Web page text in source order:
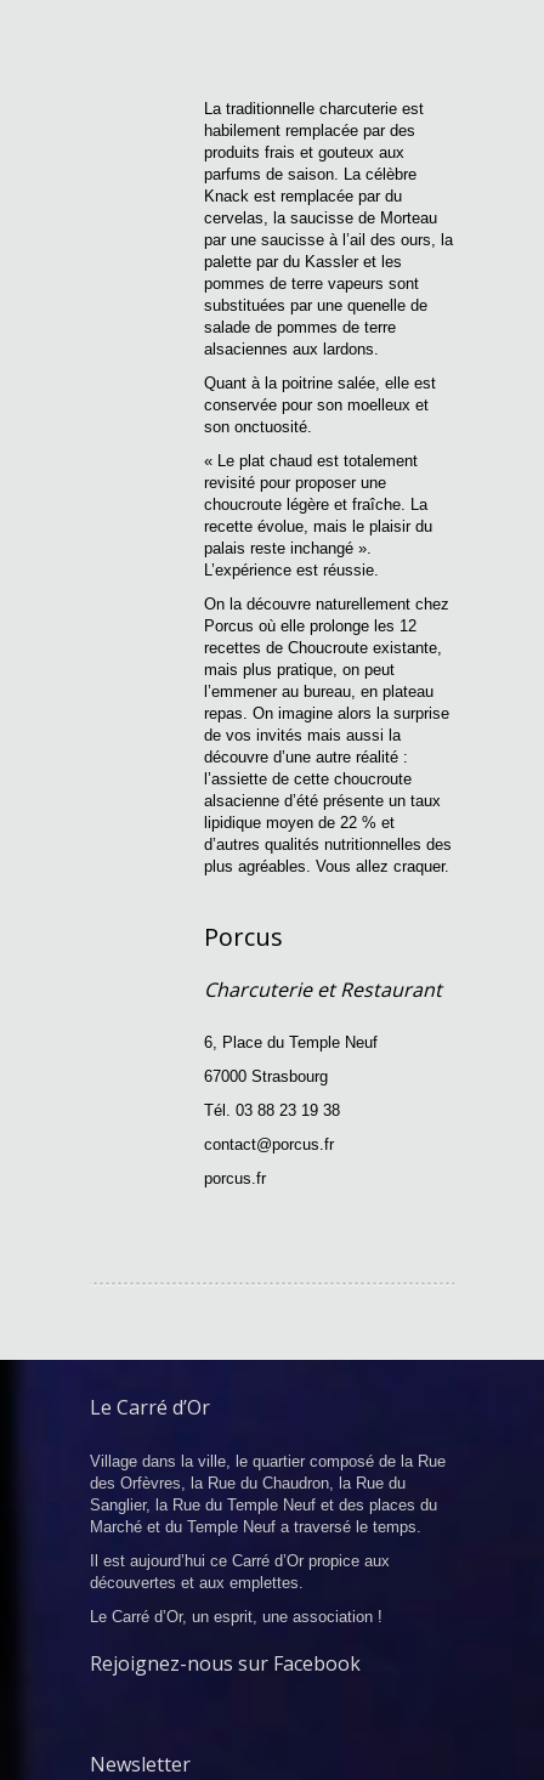
La traditionnelle charcuterie est
habilement remplacée par des
produits frais et gouteux aux
parfums de saison. La célèbre
Knack est remplacée par du
cervelas, la saucisse de Morteau
par une saucisse à l’ail des ours, la
palette par du Kassler et les
pommes de terre vapeurs sont
substituées par une quenelle de
salade de pommes de terre
alsaciennes aux lardons.
Quant à la poitrine salée, elle est
conservée pour son moelleux et
son onctuosité.
« Le plat chaud est totalement
revisité pour proposer une
choucroute légère et fraîche. La
recette évolue, mais le plaisir du
palais reste inchangé ».
L’expérience est réussie.
On la découvre naturellement chez
Porcus où elle prolonge les 12
recettes de Choucroute existante,
mais plus pratique, on peut
l’emmener au bureau, en plateau
repas. On imagine alors la surprise
de vos invités mais aussi la
découvre d’une autre réalité :
l’assiette de cette choucroute
alsacienne d’été présente un taux
lipidique moyen de 22 % et
d’autres qualités nutritionnelles des
plus agréables. Vous allez craquer.
Porcus
Charcuterie et Restaurant
6, Place du Temple Neuf
67000 Strasbourg
Tél. 03 88 23 19 38
contact@porcus.fr
porcus.fr
Le Carré d’Or
Village dans la ville, le quartier composé de la Rue
des Orfèvres, la Rue du Chaudron, la Rue du
Sanglier, la Rue du Temple Neuf et des places du
Marché et du Temple Neuf a traversé le temps.
Il est aujourd’hui ce Carré d’Or propice aux
découvertes et aux emplettes.
Le Carré d’Or, un esprit, une association !
Rejoignez-nous sur Facebook
Newsletter